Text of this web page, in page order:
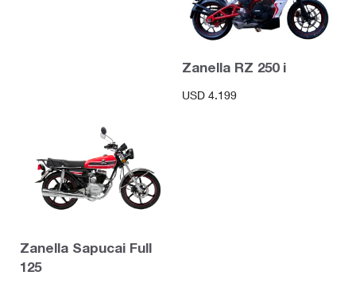
Zanella RZ 250 i
USD 4.199
Zanella Sapucai Full
125